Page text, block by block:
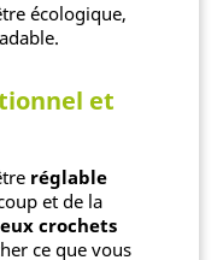
écologique,
et
réglable
et de la
crochets
ce que vous